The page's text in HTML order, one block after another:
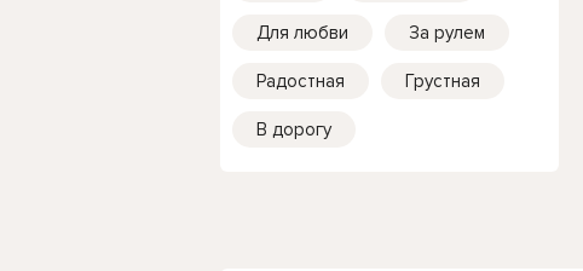
Для любви За рулем
Радостная Грустная
В дорогу